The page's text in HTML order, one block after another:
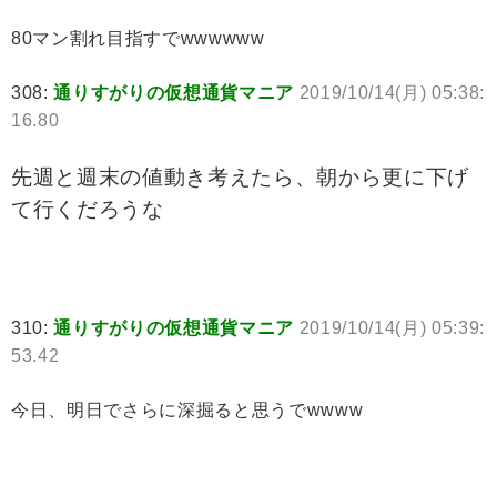
80マン割れ目指すでwwwwww
308:通りすがりの仮想通貨マニア 2019/10/14(月) 05:38:
16.80
先週と週末の値動き考えたら、朝から更に下げ
て行くだろうな
310:通りすがりの仮想通貨マニア 2019/10/14(月) 05:39:
53.42
今日、明日でさらに深掘ると思うでwwww